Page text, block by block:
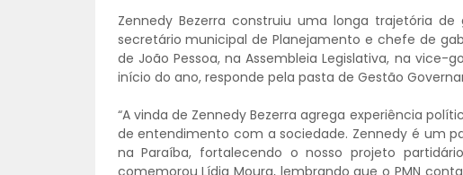
Zennedy Bezerra construiu uma longa trajetória
secretário municipal de Planejamento e chefe de
de João Pessoa, na Assembleia Legislativa, na vice-
início do ano, responde pela pasta de Gestão
“A vinda de Zennedy Bezerra agrega experiência
de entendimento com a sociedade. Zennedy é um
na Paraíba, fortalecendo o nosso projeto
comemorou Lídia Moura, lembrando que o PMN